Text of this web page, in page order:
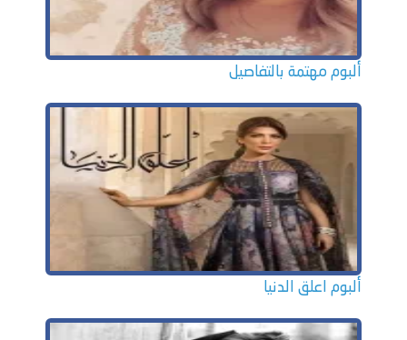
ألبوم مهتمة بالتفاصيل
ألبوم اعلق الدنيا